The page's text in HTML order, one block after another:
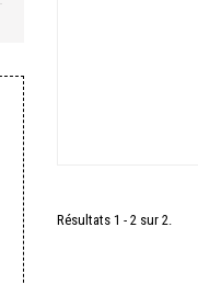
Résultats 1 - 2 sur 2.